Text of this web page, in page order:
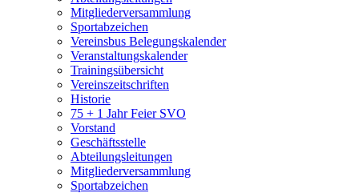
Mitgliederversammlung
Sportabzeichen
Vereinsbus Belegungskalender
Veranstaltungskalender
Trainingsübersicht
Vereinszeitschriften
Historie
75 + 1 Jahr Feier SVO
Vorstand
Geschäftsstelle
Abteilungsleitungen
Mitgliederversammlung
Sportabzeichen